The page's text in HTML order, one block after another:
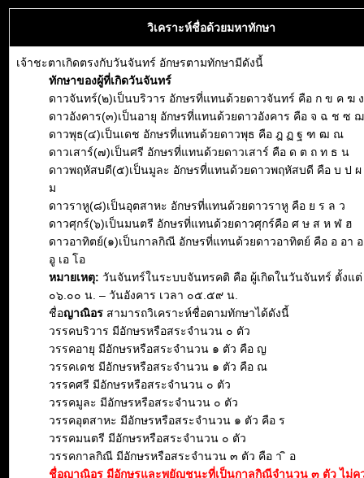
วิเคราะห์ชื่อด้วยมหาทักษา
เจ้าชะตาเกิดตรงกับวันจันทร์ อักษรตามทักษามีดังนี้
ทักษาของผู้ที่เกิดวันจันทร์
ดาวจันทร์(๒)เป็นบริวาร อักษรที่แทนด้วยดาวจันทร์ คือ ก ข ค ฆ ง
ดาวอังคาร(๓)เป็นอายุ อักษรที่แทนด้วยดาวอังคาร คือ จ ฉ ช ซ
ดาวพุธ(๔)เป็นเดช อักษรที่แทนด้วยดาวพุธ คือ ฎ ฏ ฐ ฑ ฒ ณ
ดาวเสาร์(๗)เป็นศรี อักษรที่แทนด้วยดาวเสาร์ คือ ด ต ถ ท ธ น
ดาวพฤหัสบดี(๕)เป็นมูละ อักษรที่แทนด้วยดาวพฤหัสบดี คือ บ ป
ม
ดาวราหู(๘)เป็นอุตสาหะ อักษรที่แทนด้วยดาวราหู คือ ย ร ล ว
ดาวศุกร์(๖)เป็นมนตรี อักษรที่แทนด้วยดาวศุกร์คือ ศ ษ ส ห ฬ ฮ
ดาวอาทิตย์(๑)เป็นกาลกิณี อักษรที่แทนด้วยดาวอาทิตย์ คือ อ อา
อู เอ โอ
หมายเหตุ: วันจันทร์ในระบบจันทรคติ คือ ผู้เกิดในวันจันทร์ ตั้งแต่
๐๖.๐๐ น. – วันอังคาร เวลา ๐๕.๕๙ น.
ชื่อญาณิอร สามารถวิเคราะห์ชื่อตามทักษาได้ดังนี้
วรรคบริวาร มีอักษรหรือสระจำนวน ๐ ตัว
วรรคอายุ มีอักษรหรือสระจำนวน ๑ ตัว คือ ญ
วรรคเดช มีอักษรหรือสระจำนวน ๑ ตัว คือ ณ
วรรคศรี มีอักษรหรือสระจำนวน ๐ ตัว
วรรคมูละ มีอักษรหรือสระจำนวน ๐ ตัว
วรรคอุตสาหะ มีอักษรหรือสระจำนวน ๑ ตัว คือ ร
วรรคมนตรี มีอักษรหรือสระจำนวน ๐ ตัว
วรรคกาลกิณี มีอักษรหรือสระจำนวน ๓ ตัว คือ า ิ อ
ชื่อญาณิอร มีอักษรและพยัญชนะที่เป็นกาลกิณีจำนวน ๓ ตัว ไม่ค